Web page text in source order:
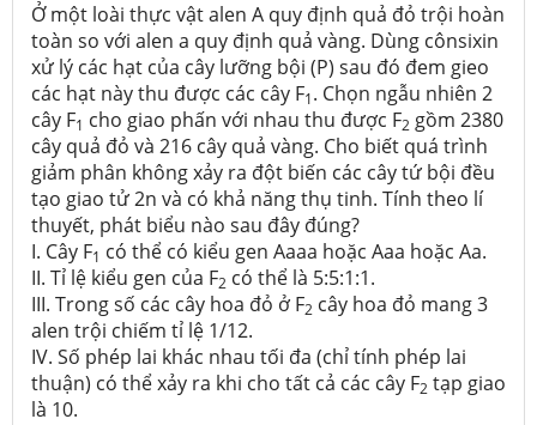
Ở một loài thực vật alen A quy định quả đỏ trội hoàn
toàn so với alen a quy định quả vàng. Dùng cônsixin
xử lý các hạt của cây lưỡng bội (P) sau đó đem gieo
các hạt này thu được các cây F1. Chọn ngẫu nhiên 2
cây F1 cho giao phấn với nhau thu được F2 gồm 2380
cây quả đỏ và 216 cây quả vàng. Cho biết quá trình
giảm phân không xảy ra đột biến các cây tứ bội đều
tạo giao tử 2n và có khả năng thụ tinh. Tính theo lí
thuyết, phát biểu nào sau đây đúng?
I. Cây F1 có thể có kiểu gen Aaaa hoặc Aaa hoặc Aa.
II. Tỉ lệ kiểu gen của F2 có thể là 5:5:1:1.
III. Trong số các cây hoa đỏ ở F2 cây hoa đỏ mang 3
alen trội chiếm tỉ lệ 1/12.
IV. Số phép lai khác nhau tối đa (chỉ tính phép lai
thuận) có thể xảy ra khi cho tất cả các cây F2 tạp giao
là 10.